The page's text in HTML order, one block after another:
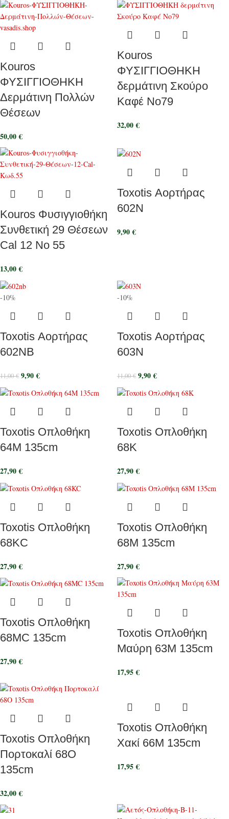
Kouros
ΦΥΣΙΓΓΙΟΘΗΚΗ
Δερμάτινη Πολλών
Θέσεων
50,00€
Kouros
ΦΥΣΙΓΓΙΟΘΗΚΗ
δερμάτινη Σκούρο
Καφέ Νο79
32,00€
Kouros Φυσιγγιοθήκη
Συνθετική 29 Θέσεων
Cal 12 No 55
13,00€
Toxotis Αορτήρας
602N
9,90€
-10%
Toxotis Αορτήρας
602NB
11,00€ 9,90€
-10%
Toxotis Αορτήρας
603N
11,00€ 9,90€
Toxotis Οπλοθήκη
64M 135cm
27,90€
Toxotis Οπλοθήκη
68K
27,90€
Toxotis Οπλοθήκη
68KC
27,90€
Toxotis Οπλοθήκη
68M 135cm
27,90€
Toxotis Οπλοθήκη
68MC 135cm
27,90€
Toxotis Οπλοθήκη
Μαύρη 63M 135cm
17,95€
Toxotis Οπλοθήκη
Πορτοκαλί 68O
135cm
32,00€
Toxotis Οπλοθήκη
Χακί 66M 135cm
17,95€